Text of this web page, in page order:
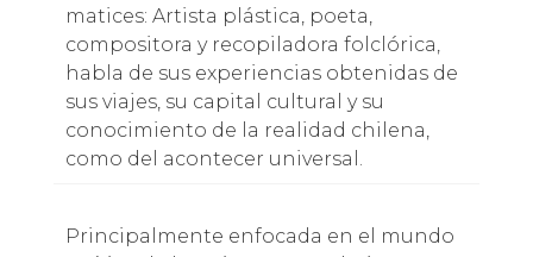
matices: Artista plástica, poeta,
compositora y recopiladora folclórica,
habla de sus experiencias obtenidas de
sus viajes, su capital cultural y su
conocimiento de la realidad chilena,
como del acontecer universal.
Principalmente enfocada en el mundo